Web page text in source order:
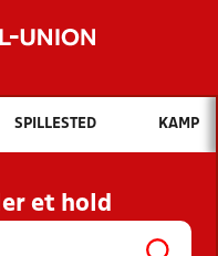
Hvad vil du søge efter?
OG NYHEDER
KLUBBER OG
SPILLESTED KAMP
et hold